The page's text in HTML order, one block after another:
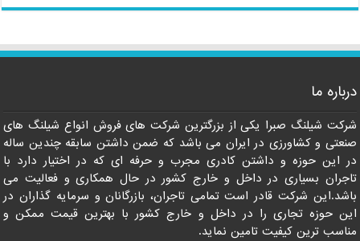
درباره ما
شرکت شیلنگ صبرا یکی از بزرگترین شرکت های فروش انواع شیلنگ های
صنعتی و کشاورزی در ایران می باشد که ضمن داشتن سابقه چندین ساله
در این حوزه و داشتن کادری مجرب و حرفه ای که در اختیار دارد با
تاجران بسیاری در داخل و خارج کشور در حال همکاری و فعالیت می
باشد.این شرکت قادر است تمامی تاجران، بازرگانان و سرمایه گذاران در
این حوزه تجاری را در داخل و خارج کشور با بهترین قیمت ممکن و
مناسب ترین کیفیت تامین نماید.